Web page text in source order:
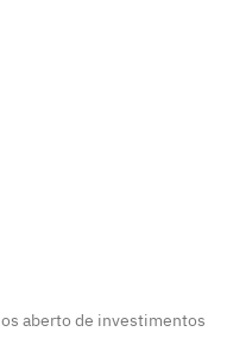
aberto de investimentos